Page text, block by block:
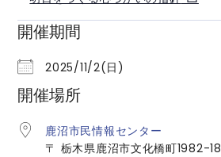
開催期間
2025/11/2(日)
開催場所
鹿沼市民情報センター
〒 栃木県鹿沼市文化橋町1982-18